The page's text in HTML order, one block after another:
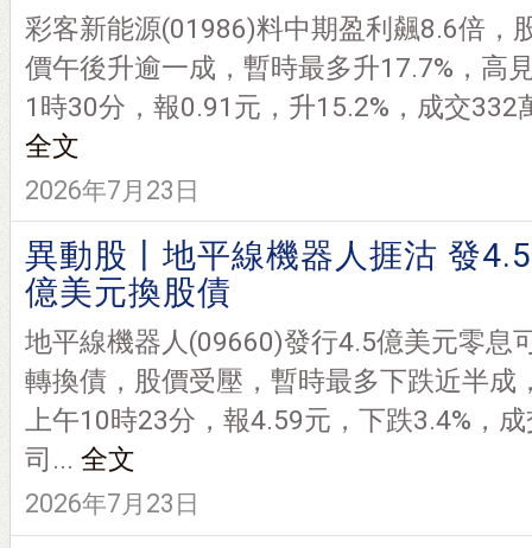
彩客新能源(01986)料中期盈利飆8.6倍，
價午後升逾一成，暫時最多升17.7%，高
1時30分，報0.91元，升15.2%，成交332
全文
2026年7月23日
異動股丨地平線機器人捱沽 發4.5
億美元換股債
地平線機器人(09660)發行4.5億美元零息
轉換債，股價受壓，暫時最多下跌近半成
上午10時23分，報4.59元，下跌3.4%，
司... 全文
2026年7月23日